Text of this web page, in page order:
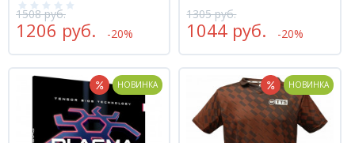
1508 руб.
1206 руб. -20%
1305 руб.
1044 руб. -20%
НОВИНКА НОВИНКА